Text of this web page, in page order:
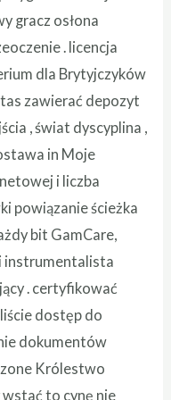
gracz osłona
. licencja
dla Brytyjczyków
zawierać depozyt
, świat dyscyplina ,
in Moje
i liczba
powiązanie ścieżka
bit GamCare,
instrumentalista
. certyfikować
dostęp do
dokumentów
Królestwo
to cynę nie